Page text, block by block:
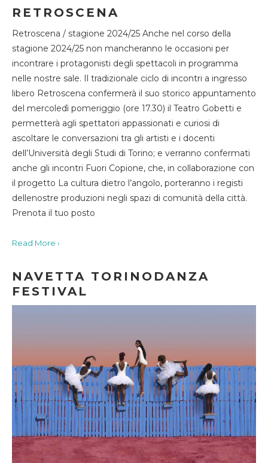
RETROSCENA
Retroscena / stagione 2024/25 Anche nel corso della
stagione 2024/25 non mancheranno le occasioni per
incontrare i protagonisti degli spettacoli in programma
nelle nostre sale. Il tradizionale ciclo di incontri a ingresso
libero Retroscena confermerà il suo storico appuntamento
del mercoledì pomeriggio (ore 17.30) il Teatro Gobetti e
permetterà agli spettatori appassionati e curiosi di
ascoltare le conversazioni tra gli artisti e i docenti
dell’Università degli Studi di Torino; e verranno confermati
anche gli incontri Fuori Copione, che, in collaborazione con
il progetto La cultura dietro l’angolo, porteranno i registi
dellenostre produzioni negli spazi di comunità della città.
Prenota il tuo posto
Read More ›
NAVETTA TORINODANZA
FESTIVAL